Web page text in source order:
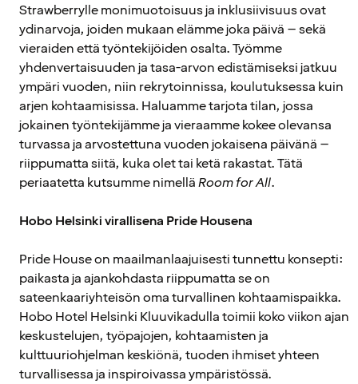
Strawberrylle monimuotoisuus ja inklusiivisuus ovat
ydinarvoja, joiden mukaan elämme joka päivä – sekä
vieraiden että työntekijöiden osalta. Työmme
yhdenvertaisuuden ja tasa-arvon edistämiseksi jatkuu
ympäri vuoden, niin rekrytoinnissa, koulutuksessa kuin
arjen kohtaamisissa. Haluamme tarjota tilan, jossa
jokainen työntekijämme ja vieraamme kokee olevansa
turvassa ja arvostettuna vuoden jokaisena päivänä –
riippumatta siitä, kuka olet tai ketä rakastat. Tätä
periaatetta kutsumme nimelläRoom for All.
Hobo Helsinki virallisena Pride Housena
Pride House on maailmanlaajuisesti tunnettu konsepti:
paikasta ja ajankohdasta riippumatta se on
sateenkaariyhteisön oma turvallinen kohtaamispaikka.
Hobo Hotel Helsinki Kluuvikadulla toimii koko viikon ajan
keskustelujen, työpajojen, kohtaamisten ja
kulttuuriohjelman keskiönä, tuoden ihmiset yhteen
turvallisessa ja inspiroivassa ympäristössä.